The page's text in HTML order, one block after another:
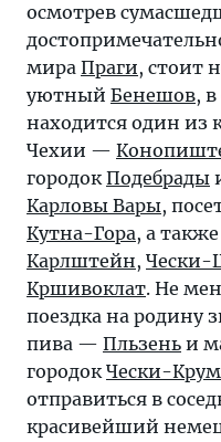
осмотрев
мира Праги, стоит
уютный Бенешов,
находится один из
Чехии —
городокПодебрады
Карловы Вары,
Кутна-Гора, а
Карлштейн, Чески-
Кршивоклат. Не
поездка на родину
пива — Пльзень и
городокЧески-
отправиться в
красивейший